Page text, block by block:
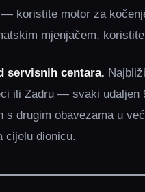
koristite motor za
mjenjačem,
servisnih centara.
ili Zadru — svaki udaljen
s drugim obavezama u
cijelu dionicu.